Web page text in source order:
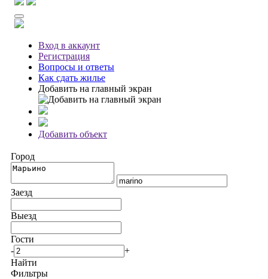
Вход в аккаунт
Регистрация
Вопросы и ответы
Как сдать жилье
Добавить на главный экран
Добавить объект
Город
Заезд
Выезд
Гости
-
+
Найти
Фильтры